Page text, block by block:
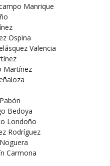
Manrique
Ospina
Valencia
Martínez
Bedoya
Londoño
Rodríguez
Carmona